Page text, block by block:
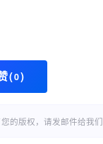
(0)
的版权，请发邮件给我们